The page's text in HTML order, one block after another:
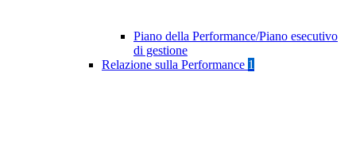
Piano della Performance/Piano esecutivo
di gestione
Relazione sulla Performance 1